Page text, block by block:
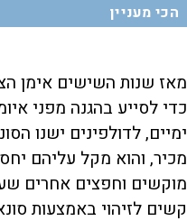
הכי מעניין
מאז שנות השישים אימן
כדי לסייע בהגנה מפני
ימיים, לדולפינים ישנו
מכיר, והוא מקל עליהם
מוקשים וחפצים אחרים
קשים לזיהוי באמצעות